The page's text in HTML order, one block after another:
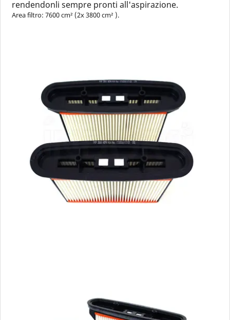
rendendonli sempre pronti all'aspirazione.
Area filtro: 7600 cm² (2x 3800 cm² ).